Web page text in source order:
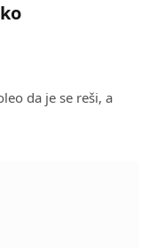
da je se reši, a